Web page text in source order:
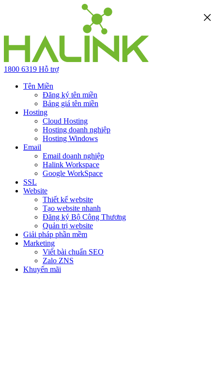
1800 6319 Hỗ trợ
Tên Miền
Đăng ký tên miền
Bảng giá tên miền
Hosting
Cloud Hosting
Hosting doanh nghiệp
Hosting Windows
Email
Email doanh nghiệp
Halink Workspace
Google WorkSpace
SSL
Website
Thiết kế website
Tạo website nhanh
Đăng ký Bộ Công Thương
Quản trị website
Giải pháp phần mềm
Marketing
Viết bài chuẩn SEO
Zalo ZNS
Khuyến mãi